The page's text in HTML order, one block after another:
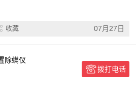
收藏 07月27日
除螨仪
拨打电话